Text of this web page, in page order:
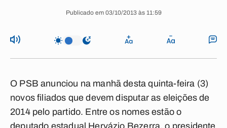
Publicado em 03/10/2013 às 11:59
O PSB anunciou na manhã desta quinta-feira (3)
novos filiados que devem disputar as eleições de
2014 pelo partido. Entre os nomes estão o
deputado estadual Hervázio Bezerra, o presidente